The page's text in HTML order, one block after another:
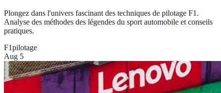
Plongez dans l'univers fascinant des techniques de pilotage F1.
Analyse des méthodes des légendes du sport automobile et conseils
pratiques.
F1pilotage
Aug 5